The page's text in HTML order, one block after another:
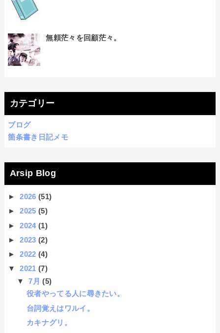
無頼茫々を回顧茫々。
カテゴリー
ブログ
箇条書き日記メモ
Arsip Blog
►2026 (51)
►2025 (5)
►2024 (1)
►2023 (2)
►2022 (4)
▼
2021 (7)
▼
7月 (5)
役者やってる人に尋きたい。
台詞覚えはワルイ。
カキナグリ。